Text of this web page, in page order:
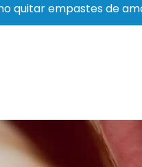
quitar empastes de